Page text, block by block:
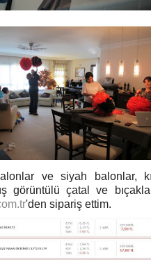
ve siyah balonlar,
görüntülü çatal ve
'den sipariş ettim.